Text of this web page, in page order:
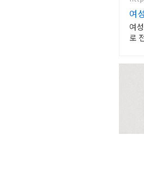
여
여
로